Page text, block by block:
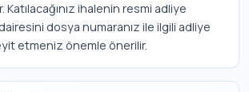
ihalenin resmi adliye
dosya numaranız ile ilgili adliye
etmeniz önemle önerilir.